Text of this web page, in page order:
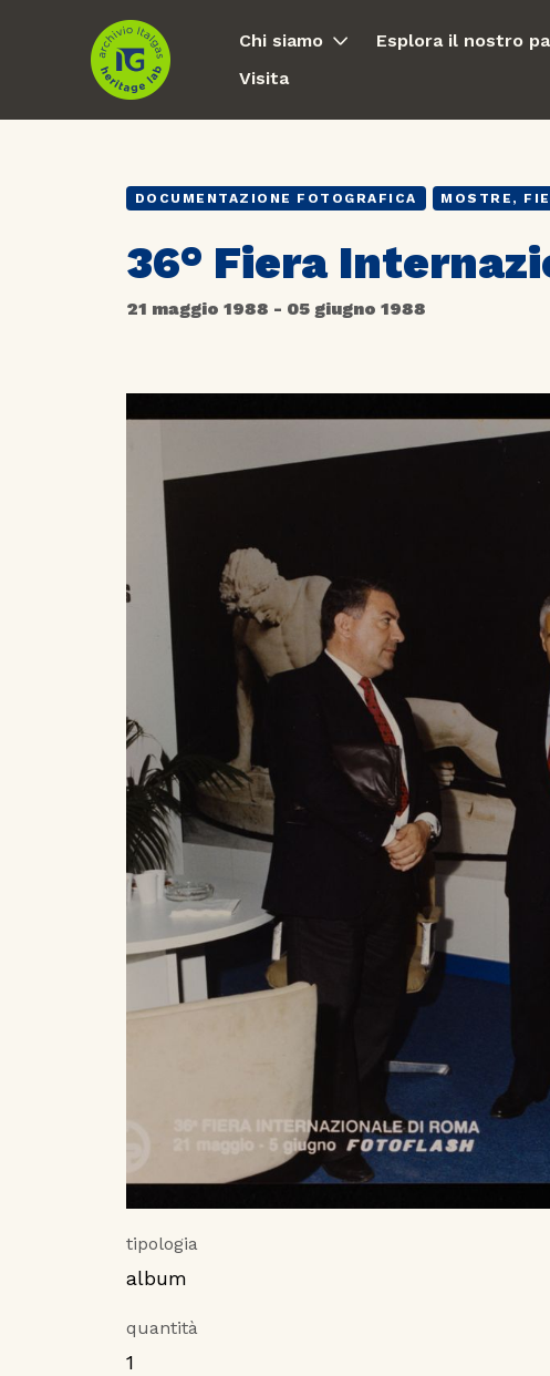
Chi siamo Esplora il nostro
Visita
DOCUMENTAZIONE FOTOGRAFICA MOSTRE,
36° Fiera
21 maggio 1988 - 05 giugno 1988
tipologia
album
quantità
1